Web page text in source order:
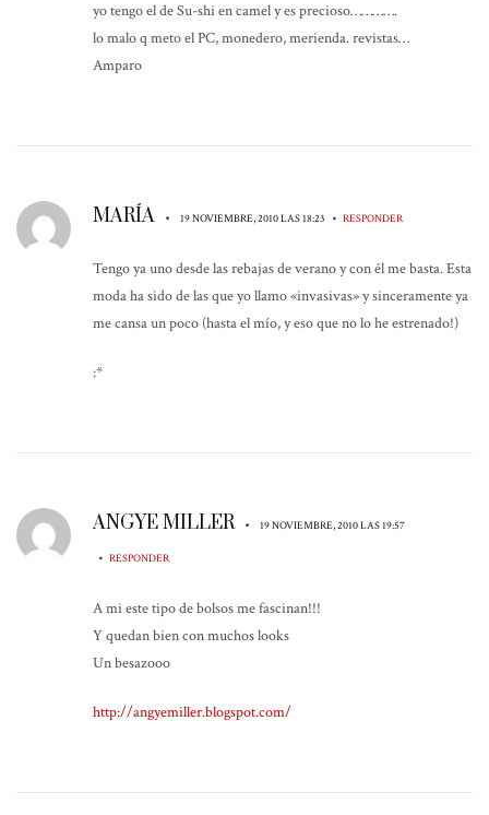
yo tengo el de Su-shi en camel y es precioso………….
lo malo q meto el PC, monedero, merienda. revistas…
Amparo
MARÍA • 19 NOVIEMBRE, 2010 LAS 18:23 • RESPONDER
Tengo ya uno desde las rebajas de verano y con él me basta. Esta
moda ha sido de las que yo llamo «invasivas» y sinceramente ya
me cansa un poco (hasta el mío, y eso que no lo he estrenado!)
:*
ANGYE MILLER • 19 NOVIEMBRE, 2010 LAS 19:57
• RESPONDER
A mi este tipo de bolsos me fascinan!!!
Y quedan bien con muchos looks
Un besazooo
http://angyemiller.blogspot.com/